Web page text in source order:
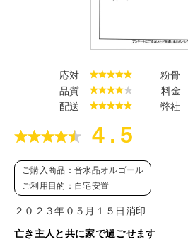
応対
粉骨
品質
料金
配送
弊社
4.5
ご購入商品：音水晶オルゴール
ご利用目的：自宅安置
２０２３年０５月１５日消印
亡き主人と共に家で過ごせます